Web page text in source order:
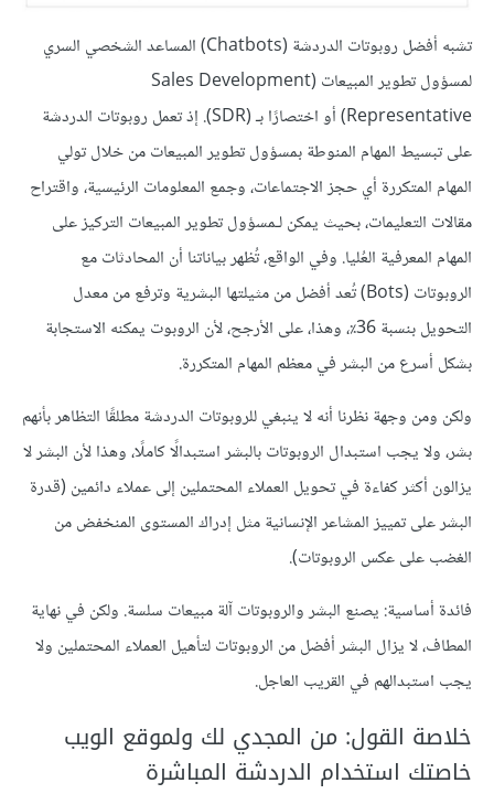
تشبه أفضل روبوتات الدردشة (Chatbots) المساعد الشخصي السري
لمسؤول تطوير المبيعات (Sales Development
Representative) أو اختصارًا بـ (SDR). إذ تعمل روبوتات الدردشة
على تبسيط المهام المنوطة بمسؤول تطوير المبيعات من خلال تولي
المهام المتكررة أي حجز الاجتماعات، وجمع المعلومات الرئيسية، واقتراح
مقالات التعليمات، بحيث يمكن لـمسؤول تطوير المبيعات التركيز على
المهام المعرفية العُليا. وفي الواقع، تُظهر بياناتنا أن المحادثات مع
الروبوتات (Bots) تُعد أفضل من مثيلتها البشرية وترفع من معدل
التحويل بنسبة 36٪، وهذا، على الأرجح، لأن الروبوت يمكنه الاستجابة
بشكل أسرع من البشر في معظم المهام المتكررة.
ولكن ومن وجهة نظرنا أنه لا ينبغي للروبوتات الدردشة مطلقًا التظاهر بأنهم
بشر، ولا يجب استبدال الروبوتات بالبشر استبدالًا كاملًا، وهذا لأن البشر لا
يزالون أكثر كفاءة في تحويل العملاء المحتملين إلى عملاء دائمين (قدرة
البشر على تمييز المشاعر الإنسانية مثل إدراك المستوى المنخفض من
الغضب على عكس الروبوتات).
فائدة أساسية: يصنع البشر والروبوتات آلة مبيعات سلسة. ولكن في نهاية
المطاف، لا يزال البشر أفضل من الروبوتات لتأهيل العملاء المحتملين ولا
يجب استبدالهم في القريب العاجل.
خلاصة القول: من المجدي لك ولموقع الويب
خاصتك استخدام الدردشة المباشرة